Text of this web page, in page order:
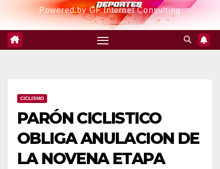
Powered by GF Internet Consulting
CICLISMO
PARÓN CICLISTICO
OBLIGA ANULACION DE
LA NOVENA ETAPA